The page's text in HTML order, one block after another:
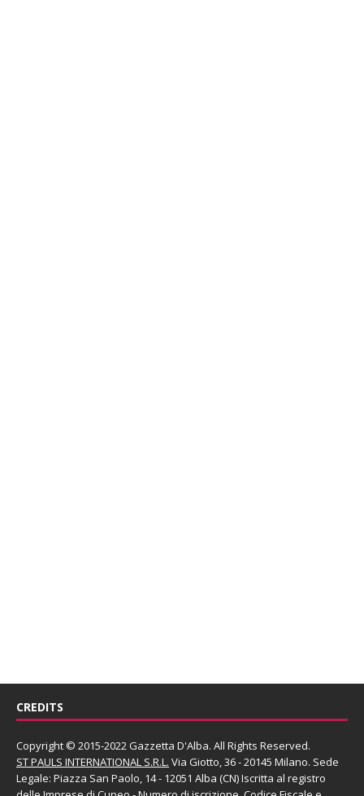
CREDITS
Copyright © 2015-2022 Gazzetta D'Alba. All Rights Reserved.
ST PAULS INTERNATIONAL S.R.L. Via Giotto, 36 - 20145 Milano. Sede
Legale: Piazza San Paolo, 14 - 12051 Alba (CN) Iscritta al registro